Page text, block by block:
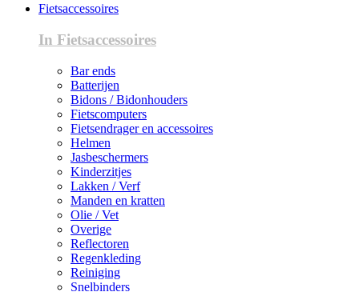
Fietsaccessoires
In Fietsaccessoires
Bar ends
Batterijen
Bidons / Bidonhouders
Fietscomputers
Fietsendrager en accessoires
Helmen
Jasbeschermers
Kinderzitjes
Lakken / Verf
Manden en kratten
Olie / Vet
Overige
Reflectoren
Regenkleding
Reiniging
Snelbinders